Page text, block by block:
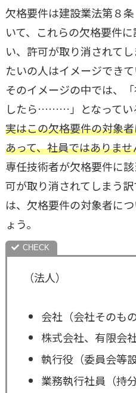
欠格要件は建設業法第８
いて、これらの欠格要件
い、許可が取り消されて
たいの人はイメージでき
そのイメージの中では、
したら………」となってい
実はこの欠格要件の対象
あって、社員ではありませ
専任技術者が欠格要件に
可が取り消されてしまう
は、欠格要件の対象者に
ょう。
（法人）
会社（会社そのも
株式会社、有限会
執行役（委員会等
業務執行社員（持分